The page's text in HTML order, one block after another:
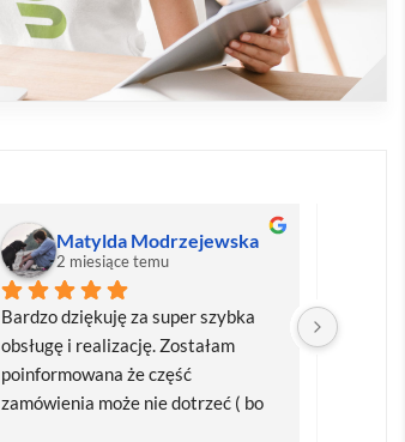
Matylda Modrzejewska
2 miesiące temu
Bardzo dziękuję za super szybka
obsługę i realizację. Zostałam
poinformowana że część
zamówienia może nie dotrzeć ( bo
Bardzo